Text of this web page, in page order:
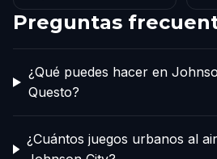
Preguntas
¿Qué puedes hacer en
Questo?
¿Cuántos juegos urbanos al